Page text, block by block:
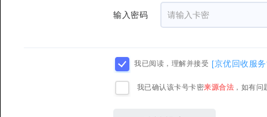
输入密码
我已阅读，理解并接受 [京优回收服
我已确认该卡号卡密来源合法 ，如有